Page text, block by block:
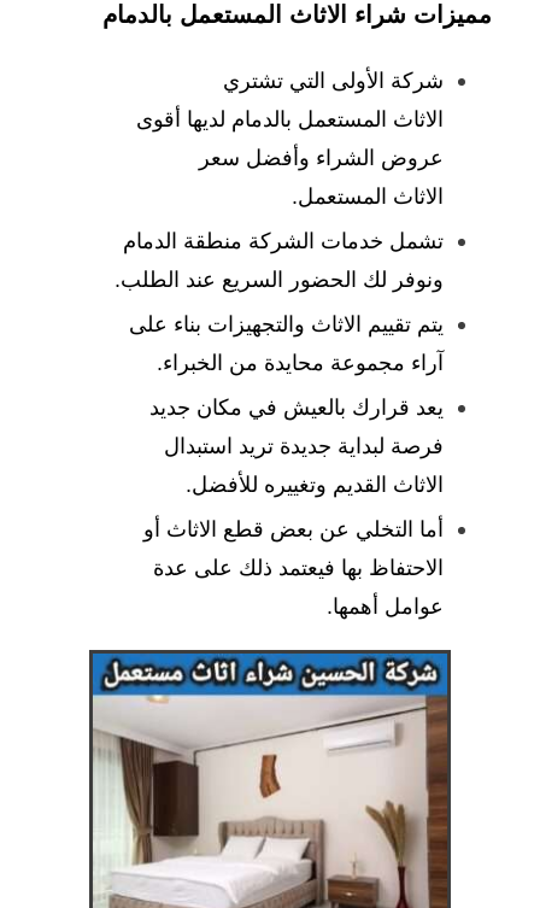
مميزات شراء الاثاث المستعمل بالدمام
شركة الأولى التي تشتري
الاثاث المستعمل بالدمام لديها أقوى
عروض الشراء وأفضل سعر
الاثاث المستعمل.
تشمل خدمات الشركة منطقة الدمام
ونوفر لك الحضور السريع عند الطلب.
يتم تقييم الاثاث والتجهيزات بناء على
آراء مجموعة محايدة من الخبراء.
يعد قرارك بالعيش في مكان جديد
فرصة لبداية جديدة تريد استبدال
الاثاث القديم وتغييره للأفضل.
أما التخلي عن بعض قطع الاثاث أو
الاحتفاظ بها فيعتمد ذلك على عدة
عوامل أهمها.